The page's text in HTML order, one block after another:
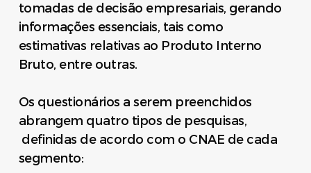
tomadas de decisão empresariais, gerando
informações essenciais, tais como
estimativas relativas ao Produto Interno
Bruto, entre outras.
Os questionários a serem preenchidos
abrangem quatro tipos de pesquisas,
definidas de acordo com o CNAE de cada
segmento: